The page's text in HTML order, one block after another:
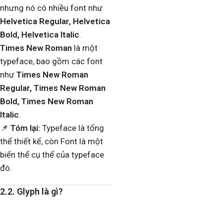
nhưng nó có nhiều font như
Helvetica Regular, Helvetica
Bold, Helvetica Italic.
Times New Roman là một
typeface, bao gồm các font
như Times New Roman
Regular, Times New Roman
Bold, Times New Roman
Italic.
📌 Tóm lại: Typeface là tổng
thể thiết kế, còn Font là một
biến thể cụ thể của typeface
đó.
2.2. Glyph là gì?